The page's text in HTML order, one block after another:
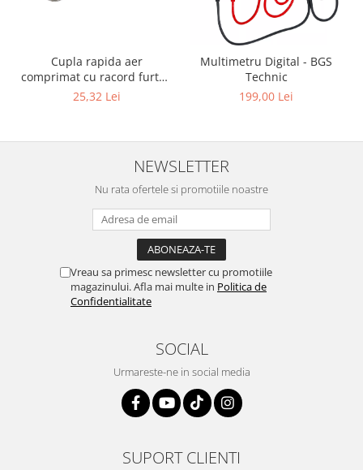
Cupla rapida aer
comprimat cu racord furtun
8 mm (5/16") | SUA / Franta
25,32 Lei
Multimetru Digital - BGS
Technic
199,00 Lei
NEWSLETTER
Nu rata ofertele si promotiile noastre
Vreau sa primesc newsletter cu promotiile
magazinului. Afla mai multe in Politica de
Confidentialitate
SOCIAL
Urmareste-ne in social media
SUPORT CLIENTI